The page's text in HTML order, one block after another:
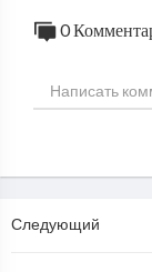
0
Следующий